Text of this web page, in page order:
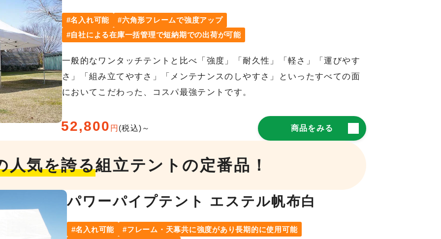
名入れ可能
六角形フレームで強度アップ
自社による在庫一括管理で短納期での出荷が可能
一般的なワンタッチテントと比べ「強度」「耐久性」「軽さ」「運びやす
さ」「組み立てやすさ」「メンテナンスのしやすさ」といったすべての面
においてこだわった、コスパ最強テントです。
52,800 円 (税込)～ 商品をみる
人気を誇る組立テントの定番品！
パワーパイプテント エステル帆布白
名入れ可能
フレーム・天幕共に強度があり長期的に使用可能